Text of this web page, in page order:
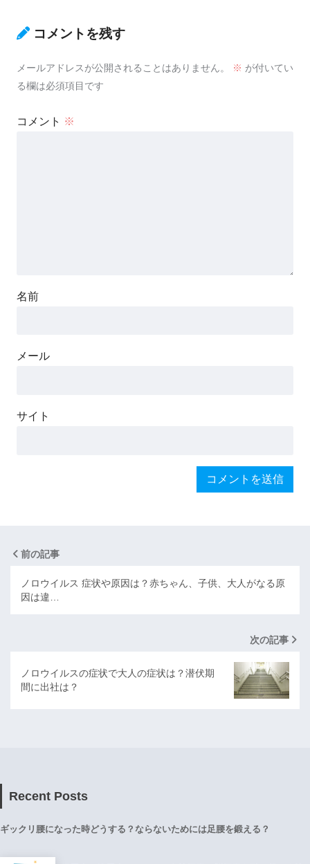
コメントを残す
メールアドレスが公開されることはありません。 ※ が付いてい
る欄は必須項目です
コメント ※
名前
メール
サイト
前の記事
ノロウイルス 症状や原因は？赤ちゃん、子供、大人がなる原
因は違…
次の記事
ノロウイルスの症状で大人の症状は？潜伏期
間に出社は？
Recent Posts
ギックリ腰になった時どうする？ならないためには足腰を鍛える？